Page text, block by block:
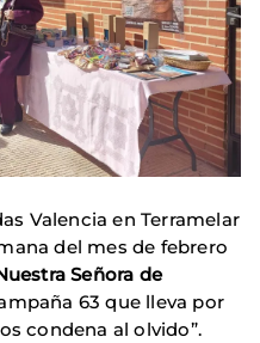
Valencia en Terramelar
del mes de febrero
Señora de
63 que lleva por
condena al olvido”.